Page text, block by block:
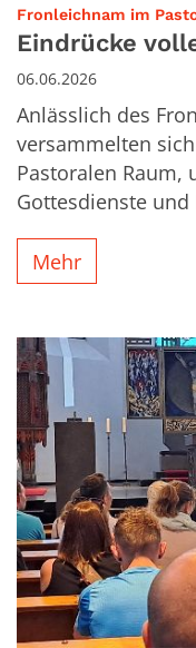
Fronleichnam im
Eindrücke
06.06.2026
Anlässlich des
versammelten
Pastoralen Raum,
Gottesdienste und
Mehr